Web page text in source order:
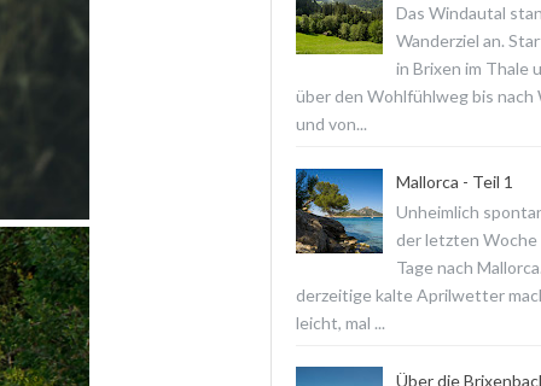
Das Windautal
Wanderziel an.
in Brixen im Thale
über den Wohlfühlweg bis
und von...
Mallorca - Teil 1
Unheimlich
der letzten Woche
Tage nach
derzeitige kalte Aprilwetter
leicht, mal ...
Über die